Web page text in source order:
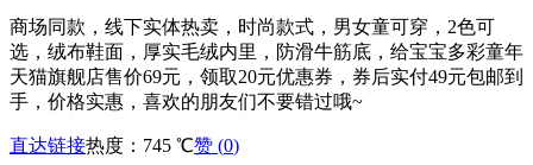
商场同款，线下实体热卖，时尚款式，男女童可穿，2色可
选，绒布鞋面，厚实毛绒内里，防滑牛筋底，给宝宝多彩童年
天猫旗舰店售价69元，领取20元优惠券，券后实付49元包邮到
手，价格实惠，喜欢的朋友们不要错过哦~
直达链接热度：745 ℃赞 (0)